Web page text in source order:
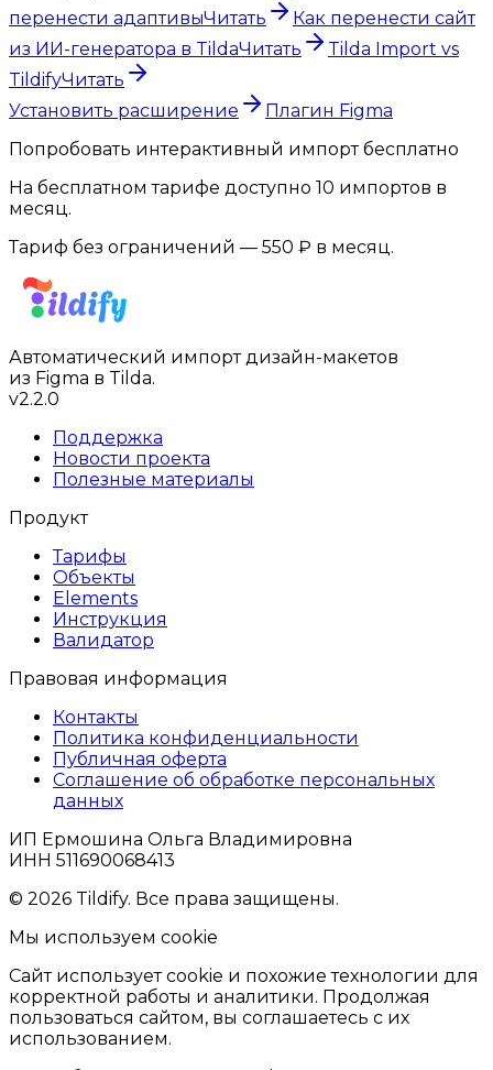
перенести адаптивыЧитать
Как перенести сайт
из ИИ-генератора в TildaЧитать
Tilda Import vs
TildifyЧитать
Установить расширение
Плагин Figma
Попробовать интерактивный импорт бесплатно
На бесплатном тарифе доступно 10 импортов в
месяц.
Тариф без ограничений — 550 ₽ в месяц.
Автоматический импорт дизайн-макетов
из Figma в Tilda.
v2.2.0
Поддержка
Новости проекта
Полезные материалы
Продукт
Тарифы
Объекты
Elements
Инструкция
Валидатор
Правовая информация
Контакты
Политика конфиденциальности
Публичная оферта
Соглашение об обработке персональных
данных
ИП Ермошина Ольга Владимировна
ИНН 511690068413
© 2026 Tildify. Все права защищены.
Мы используем cookie
Сайт использует cookie и похожие технологии для
корректной работы и аналитики. Продолжая
пользоваться сайтом, вы соглашаетесь с их
использованием.